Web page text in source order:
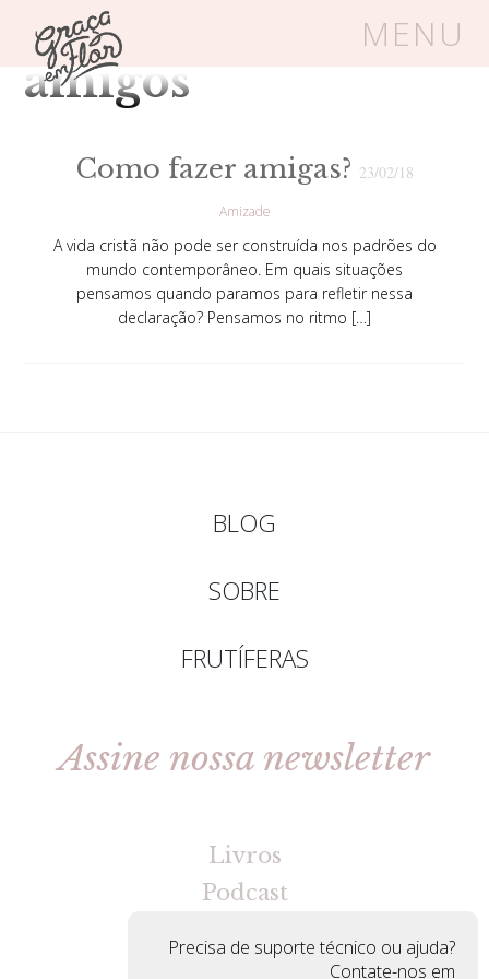
MENU
Um espaço seguro onde mulheres
Livros Carrinho Login
BLOG
Tag Arquivos:
amigos
Como fazer amigas? 23/02/18
Amizade
A vida cristã não pode ser construída nos padrões do
mundo contemporâneo. Em quais situações
pensamos quando paramos para refletir nessa
declaração? Pensamos no ritmo […]
BLOG
SOBRE
FRUTÍFERAS
Assine nossa newsletter
Livros
Podcast
Precisa de suporte técnico ou ajuda?
Contate-nos em